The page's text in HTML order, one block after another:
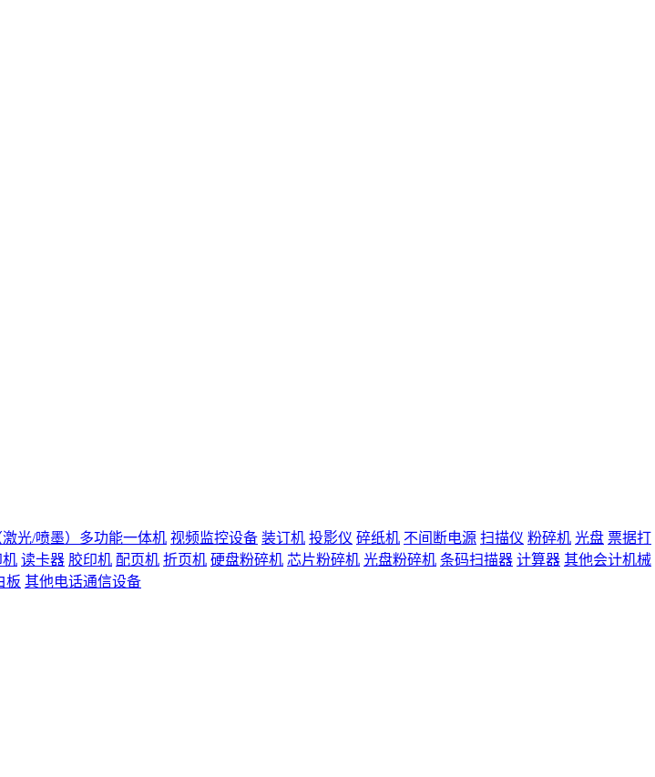
激光/喷墨）多功能一体机 视频监控设备 装订机 投影仪 碎纸机 不间断电源 扫描仪 粉碎机 光盘 票据打
机 读卡器 胶印机 配页机 折页机 硬盘粉碎机 芯片粉碎机 光盘粉碎机 条码扫描器 计算器 其他会计机械
板 其他电话通信设备